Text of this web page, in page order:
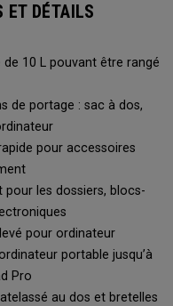
ET DÉTAILS
de 10 L pouvant être rangé
de portage : sac à dos,
pour accessoires
pour les dossiers, blocs-
pour ordinateur
portable jusqu’à
Pro
au dos et bretelles